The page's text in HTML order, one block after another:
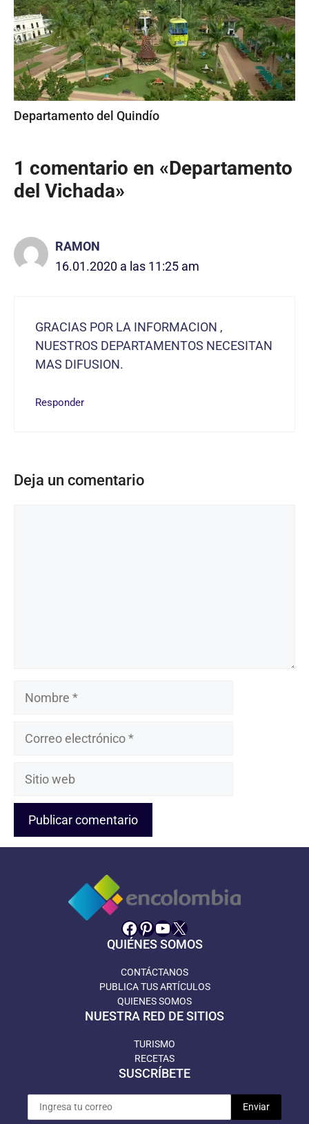
Departamento del Quindío
1 comentario en «Departamento
del Vichada»
RAMON
16.01.2020 a las 11:25 am
GRACIAS POR LA INFORMACION ,
NUESTROS DEPARTAMENTOS NECESITAN
MAS DIFUSION.
Responder
Deja un comentario
Nombre
Sitio
Facebook
Pinterest
YouTube
X
QUIÉNES SOMOS
CONTÁCTANOS
PUBLICA TUS ARTÍCULOS
QUIENES SOMOS
NUESTRA RED DE SITIOS
TURISMO
RECETAS
SUSCRÍBETE